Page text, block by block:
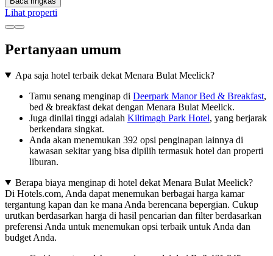
Lihat properti
Pertanyaan umum
Apa saja hotel terbaik dekat Menara Bulat Meelick?
Tamu senang menginap di Deerpark Manor Bed & Breakfast,
bed & breakfast dekat dengan Menara Bulat Meelick.
Juga dinilai tinggi adalah Kiltimagh Park Hotel, yang berjarak
berkendara singkat.
Anda akan menemukan 392 opsi penginapan lainnya di
kawasan sekitar yang bisa dipilih termasuk hotel dan properti
liburan.
Berapa biaya menginap di hotel dekat Menara Bulat Meelick?
Di Hotels.com, Anda dapat menemukan berbagai harga kamar
tergantung kapan dan ke mana Anda berencana bepergian. Cukup
urutkan berdasarkan harga di hasil pencarian dan filter berdasarkan
preferensi Anda untuk menemukan opsi terbaik untuk Anda dan
budget Anda.